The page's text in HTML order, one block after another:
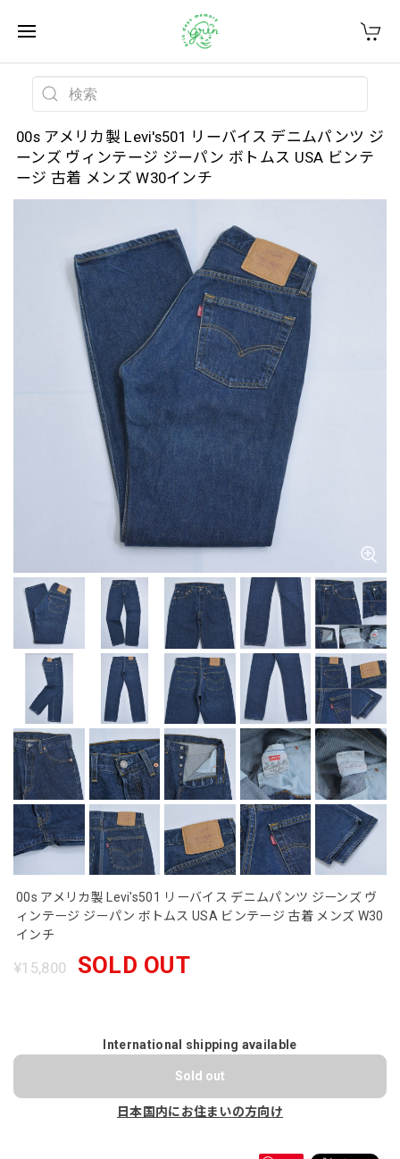
00s アメリカ製 Levi's501 リーバイス デニムパンツ ジ
ーンズ ヴィンテージ ジーパン ボトムス USA ビンテ
ージ 古着 メンズ W30インチ
00s アメリカ製 Levi's501 リーバイス デニムパンツ ジーンズ ヴ
ィンテージ ジーパン ボトムス USA ビンテージ 古着 メンズ W30
インチ
¥15,800 SOLD OUT
International shipping available
Sold out
日本国内にお住まいの方向け